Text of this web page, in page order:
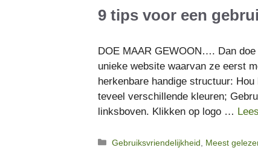
9 tips voor een
DOE MAAR GEWOON…. Dan doe
unieke website waarvan ze eerst
herkenbare handige structuur:
teveel verschillende kleuren;
linksboven. Klikken op logo …
Categorieën
Gebruiksvriendelijkheid Meest